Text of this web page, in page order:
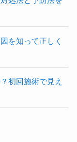
を知って正しく
初回施術で見え